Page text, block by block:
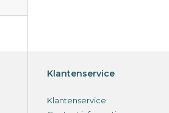
Klantenservice
Klantenservice